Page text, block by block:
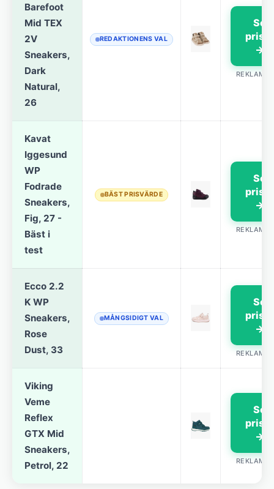
Barefoot
Mid TEX
2V
Sneakers,
Dark
Natural,
26
REDAKTIONENS VAL
Se
priset
→
Kavat
Iggesund
WP
Fodrade
Sneakers,
Fig, 27 -
Bäst i
test
BÄST PRISVÄRDE
Se
priset
→
Ecco 2.2
K WP
Sneakers,
Rose
Dust, 33
MÅNGSIDIGT VAL
Se
priset
→
Viking
Veme
Reflex
GTX Mid
Sneakers,
Petrol, 22
Se
priset
→